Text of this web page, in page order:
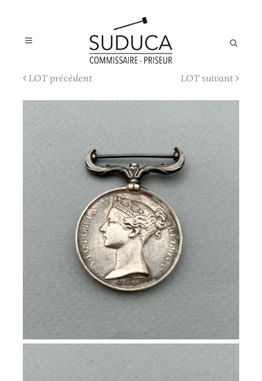
LOT précédent LOT suivant